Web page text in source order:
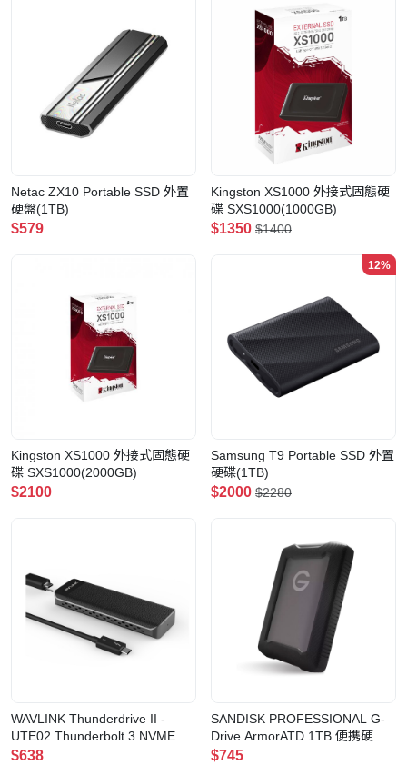
Netac ZX10 Portable SSD 外置
硬盤(1TB)
$579
Kingston XS1000 外接式固態硬
碟 SXS1000(1000GB)
$1350 $1400
Kingston XS1000 外接式固態硬
碟 SXS1000(2000GB)
$2100
12%
Samsung T9 Portable SSD 外置
硬碟(1TB)
$2000 $2280
WAVLINK Thunderdrive II -
UTE02 Thunderbolt 3 NVME
External SSD Enclosure 外置
$638
SANDISK PROFESSIONAL G-
Drive ArmorATD 1TB 便携硬碟
(1TB)
$745